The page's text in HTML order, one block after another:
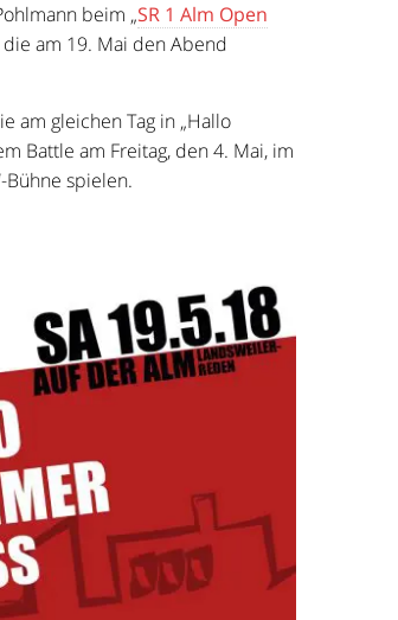
beim „SR 1 Alm Open
die am 19. Mai den Abend
am gleichen Tag in „Hallo
Battle am Freitag, den 4. Mai, im
Bühne spielen.